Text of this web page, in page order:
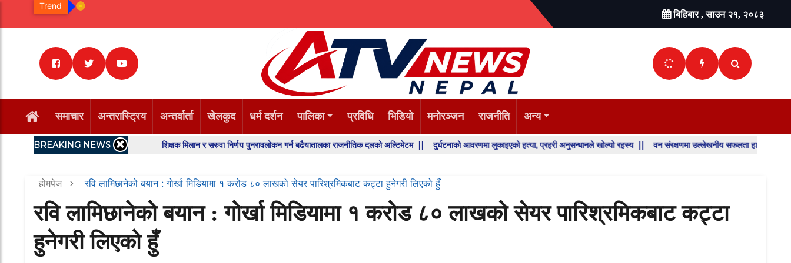
Trend
बिहिबार , साउन २१, २०८३
समाचार अन्तरास्ट्रिय अन्तर्वार्ता खेलकुद धर्म दर्शन पालिका प्रविधि भिडियो मनोरञ्जन राजनीति अन्य
शिक्षक मिलान र सरुवा निर्णय पुनरावलोकन गर्न बढैयातालका राजनीतिक दलको अल्टिमेटम ||दुर्घटनाको आवरणमा लुकाइएको हत्या, प्रहरी अनुसन्धानले खोल्यो रहस्य ||वन संरक्षणमा उल्लेखनीय सफलता हासिल गरेका डिभिजन वन
BREAKING NEWS
होमपेज रवि लामिछानेको बयान : गोर्खा मिडियामा १ करोड ८० लाखको सेयर पारिश्रमिकबाट कट्टा हुनेगरी लिएको हुँ
रवि लामिछानेको बयान : गोर्खा मिडियामा १ करोड ८० लाखको सेयर पारिश्रमिकबाट कट्टा
हुनेगरी लिएको हुँ